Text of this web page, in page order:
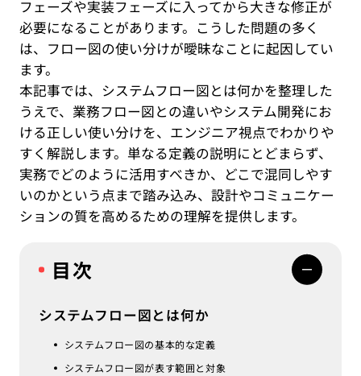
フェーズや実装フェーズに入ってから大きな修正が
必要になることがあります。こうした問題の多く
は、フロー図の使い分けが曖昧なことに起因してい
ます。
本記事では、システムフロー図とは何かを整理した
うえで、業務フロー図との違いやシステム開発にお
ける正しい使い分けを、エンジニア視点でわかりや
すく解説します。単なる定義の説明にとどまらず、
実務でどのように活用すべきか、どこで混同しやす
いのかという点まで踏み込み、設計やコミュニケー
ションの質を高めるための理解を提供します。
目次
システムフロー図とは何か
システムフロー図の基本的な定義
システムフロー図が表す範囲と対象